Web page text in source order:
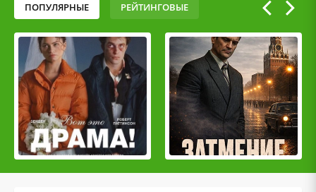
ПОПУЛЯРНЫЕ РЕЙТИНГОВЫЕ